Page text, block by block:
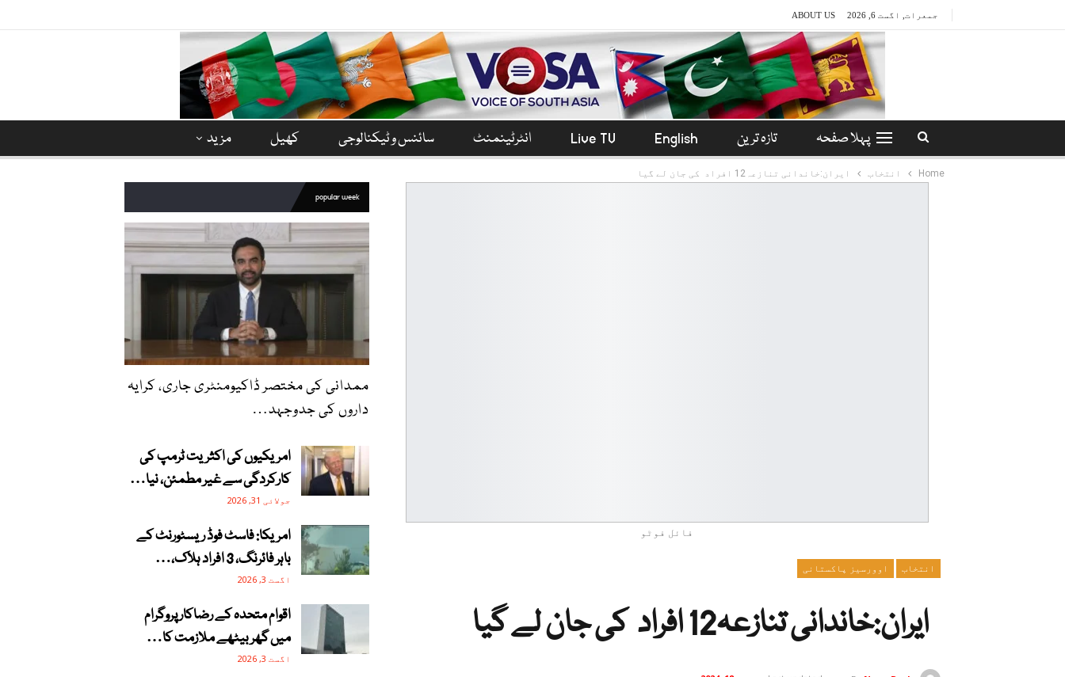
جمعرات, اگست 6, 2026 ABOUT US
پہلا صفحہ تازہ ترین English
Live TV انٹرٹینمنٹ سائنس و ٹیکنالوجی کھیل مزید
Home انتخاب ایران:خاندانی تنازعہ12 افراد کی جان لے گیا
فائل فوٹو
انتخاب اوورسیز پاکستانی
ایران:خاندانی تنازعہ12 افراد کی جان لے گیا
popular week
ممدانی کی مختصر ڈاکیومنٹری جاری، کرایہ
داروں کی جدوجہد…
امریکیوں کی اکثریت ٹرمپ کی
کارکردگی سے غیر مطمئن، نیا…
جولائی 31, 2026
امریکا: فاسٹ فوڈ ریسٹورنٹ کے
باہر فائرنگ، 3 افراد ہلاک،…
اگست 3, 2026
اقوام متحدہ کے رضاکار پروگرام
میں گھر بیٹھے ملازمت کا…
اگست 3, 2026